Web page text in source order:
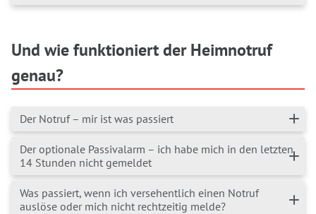
Und wie funktioniert der Heimnotruf
genau?
Der Notruf – mir ist was passiert
Der optionale Passivalarm – ich habe mich in den letzten
14 Stunden nicht gemeldet
Was passiert, wenn ich versehentlich einen Notruf
auslöse oder mich nicht rechtzeitig melde?